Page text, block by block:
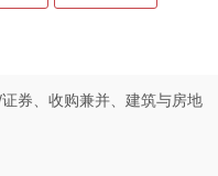
券、收购兼并、建筑与房地